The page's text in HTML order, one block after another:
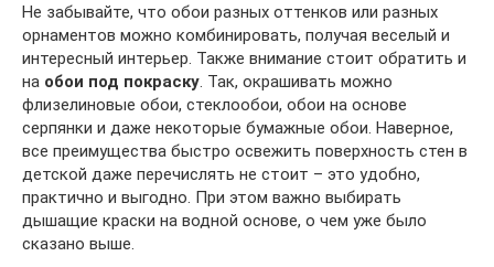
Не забывайте, что обои разных оттенков или разных
орнаментов можно комбинировать, получая веселый и
интересный интерьер. Также внимание стоит обратить и
на обои под покраску . Так, окрашивать можно
флизелиновые обои, стеклообои, обои на основе
серпянки и даже некоторые бумажные обои. Наверное,
все преимущества быстро освежить поверхность стен в
детской даже перечислять не стоит – это удобно,
практично и выгодно. При этом важно выбирать
дышащие краски на водной основе, о чем уже было
сказано выше.